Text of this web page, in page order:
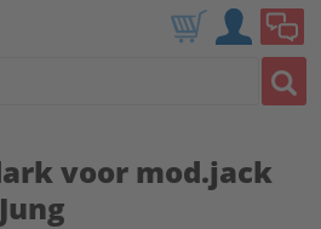
voor mod.jack